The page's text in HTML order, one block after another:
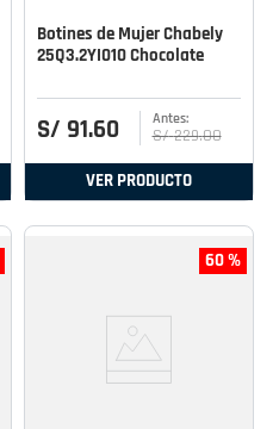
Botines de Mujer Chabely
25Q3.2YI010 Chocolate
S/ 91.60 S/ 229.00
VER PRODUCTO
60 %